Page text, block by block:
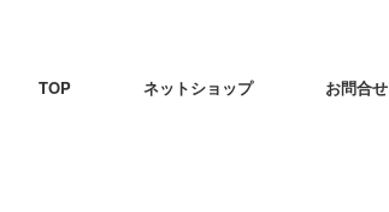
TOP ネットショップ お問合せ